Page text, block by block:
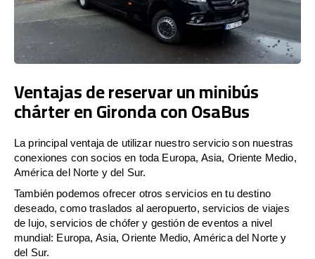
Ventajas de reservar un minibús
chárter en Gironda con OsaBus
La principal ventaja de utilizar nuestro servicio son nuestras
conexiones con socios en toda Europa, Asia, Oriente Medio,
América del Norte y del Sur.
También podemos ofrecer otros servicios en tu destino
deseado, como traslados al aeropuerto, servicios de viajes
de lujo, servicios de chófer y gestión de eventos a nivel
mundial: Europa, Asia, Oriente Medio, América del Norte y
del Sur.